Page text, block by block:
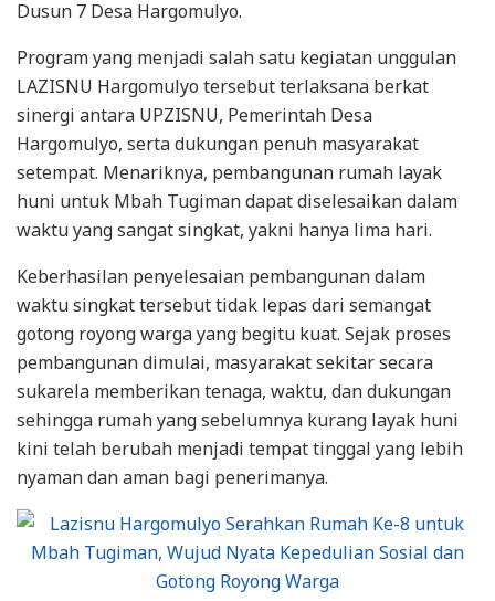
Dusun 7 Desa Hargomulyo.
Program yang menjadi salah satu kegiatan unggulan
LAZISNU Hargomulyo tersebut terlaksana berkat
sinergi antara UPZISNU, Pemerintah Desa
Hargomulyo, serta dukungan penuh masyarakat
setempat. Menariknya, pembangunan rumah layak
huni untuk Mbah Tugiman dapat diselesaikan dalam
waktu yang sangat singkat, yakni hanya lima hari.
Keberhasilan penyelesaian pembangunan dalam
waktu singkat tersebut tidak lepas dari semangat
gotong royong warga yang begitu kuat. Sejak proses
pembangunan dimulai, masyarakat sekitar secara
sukarela memberikan tenaga, waktu, dan dukungan
sehingga rumah yang sebelumnya kurang layak huni
kini telah berubah menjadi tempat tinggal yang lebih
nyaman dan aman bagi penerimanya.